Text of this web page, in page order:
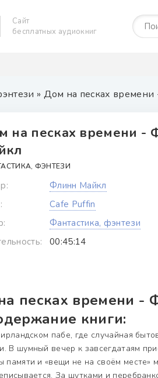
Сайт
бесплатных аудиокниг
» Дом на песках
на песках времени -
ФЭНТЕЗИ
Флинн Майкл
Cafe Puffin
Фантастика, фэнтези
00:45:14
песках времени -
книги:
пабе, где случайная
В шумный вечер к завсегдатаям
памяти и «вещи не на своём месте»
За шутками и